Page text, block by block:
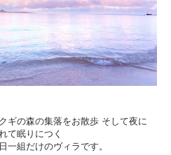
ギの森の集落をお散歩 そして夜に
て眠りにつく
一組だけのヴィラです。